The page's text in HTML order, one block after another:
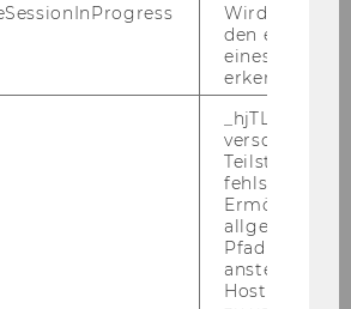
Cognitive processes of higher-
order in higher education
evaluating assessment methods,
learning outcomes and students'
perception of "Sustainable
economics and business 1", a
Wird
den ersten
eines
erkennen.
_hjTLDTest-
verschiedene
Teilstrings,
fehlschlägt.
Ermöglicht,
Pfad zu
anstelle des
Hostnamens